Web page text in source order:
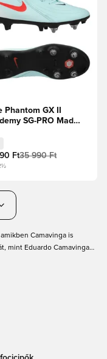
Phantom GX II
SG-PRO Mad
Atomvörös/Off
Ft35 990 Ft
Camavinga is
mint Eduardo Camavinga?
játékos cipőjében lépj